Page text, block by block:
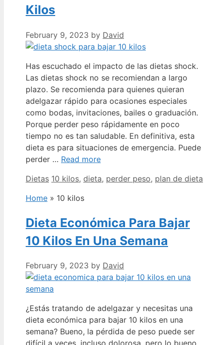
Kilos
February 9, 2023 by David
Has escuchado el impacto de las dietas shock.
Las dietas shock no se recomiendan a largo
plazo. Se recomienda para quienes quieran
adelgazar rápido para ocasiones especiales
como bodas, invitaciones, bailes o graduación.
Porque perder peso rápidamente en poco
tiempo no es tan saludable. En definitiva, esta
dieta es para situaciones de emergencia. Puede
perder … Read more
Categories
Dietas Tags
10 kilos, dieta, perder peso, plan de dieta
Home » 10 kilos
Dieta Económica Para Bajar
10 Kilos En Una Semana
February 9, 2023 by David
¿Estás tratando de adelgazar y necesitas una
dieta económica para bajar 10 kilos en una
semana? Bueno, la pérdida de peso puede ser